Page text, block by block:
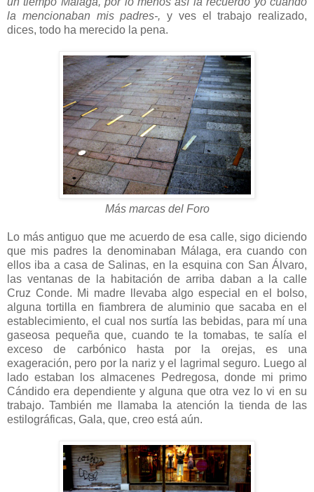
la mencionaban mis padres-, y ves el trabajo realizado,
dices, todo ha merecido la pena.
Más marcas del Foro
Lo más antiguo que me acuerdo de esa calle, sigo diciendo
que mis padres la denominaban Málaga, era cuando con
ellos iba a casa de Salinas, en la esquina con San Álvaro,
las ventanas de la habitación de arriba daban a la calle
Cruz Conde. Mi madre llevaba algo especial en el bolso,
alguna tortilla en fiambrera de aluminio que sacaba en el
establecimiento, el cual nos surtía las bebidas, para mí una
gaseosa pequeña que, cuando te la tomabas, te salía el
exceso de carbónico hasta por la orejas, es una
exageración, pero por la nariz y el lagrimal seguro. Luego al
lado estaban los almacenes Pedregosa, donde mi primo
Cándido era dependiente y alguna que otra vez lo vi en su
trabajo. También me llamaba la atención la tienda de las
estilográficas, Gala, que, creo está aún.